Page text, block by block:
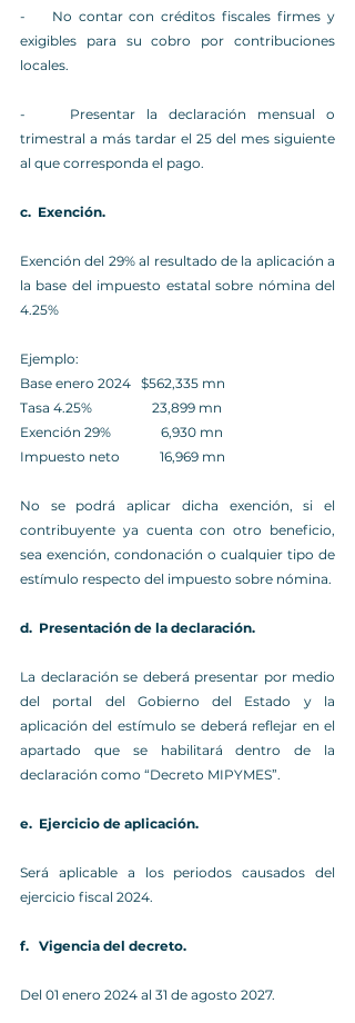
- No contar con créditos fiscales firmes y
exigibles para su cobro por contribuciones
locales.
- Presentar la declaración mensual o
trimestral a más tardar el 25 del mes siguiente
al que corresponda el pago.
c. Exención.
Exención del 29% al resultado de la aplicación a
la base del impuesto estatal sobre nómina del
4.25%
Ejemplo:
Base enero 2024 $562,335 mn
Tasa 4.25% 23,899 mn
Exención 29% 6,930 mn
Impuesto neto 16,969 mn
No se podrá aplicar dicha exención, si el
contribuyente ya cuenta con otro beneficio,
sea exención, condonación o cualquier tipo de
estímulo respecto del impuesto sobre nómina.
d. Presentación de la declaración.
La declaración se deberá presentar por medio
del portal del Gobierno del Estado y la
aplicación del estímulo se deberá reflejar en el
apartado que se habilitará dentro de la
declaración como “Decreto MIPYMES”.
e. Ejercicio de aplicación.
Será aplicable a los periodos causados del
ejercicio fiscal 2024.
f. Vigencia del decreto.
Del 01 enero 2024 al 31 de agosto 2027.